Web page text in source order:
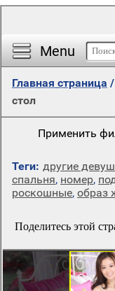
Menu
Главная страница /
стол
Применить
Теги: другие
спальня, номер,
роскошные, образ